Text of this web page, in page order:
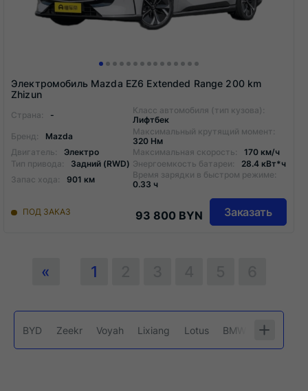
Электромобиль Mazda EZ6 Extended Range 200 km
Zhizun
Страна: -
Класс автомобиля (тип кузова):
Лифтбек
Бренд:
Mazda
Максимальный крутящий момент:
320 Нм
Двигатель:
Электро Максимальная скорость:
170 км/ч
Тип привода:
Задний (RWD) Энергоемкость батареи:
28.4 кВт*ч
Запас хода:
901 км
Время зарядки в быстром режиме:
0.33 ч
ПОД ЗАКАЗ 93 800 BYN Заказать
« 1
BYD Zeekr Voyah Lixiang Lotus BMW